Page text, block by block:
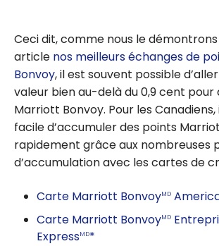
Ceci dit, comme nous le
article nos meilleurs échanges de
Bonvoy, il est souvent possible
valeur bien au-delà du 0,9 cent pour
Marriott Bonvoy. Pour les Canadiens,
facile d’accumuler des points
rapidement grâce aux nombreuses
d’accumulation avec les cartes de
Carte Marriott BonvoyMD
Carte Marriott BonvoyMD
ExpressMD*